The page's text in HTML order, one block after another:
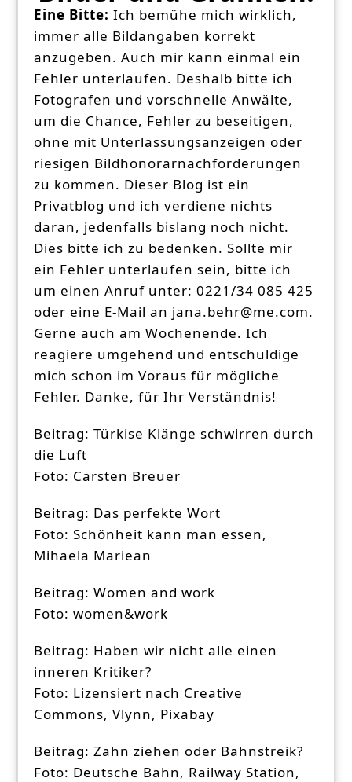
Eine Bitte: Ich bemühe mich wirklich,
immer alle Bildangaben korrekt
anzugeben. Auch mir kann einmal ein
Fehler unterlaufen. Deshalb bitte ich
Fotografen und vorschnelle Anwälte,
um die Chance, Fehler zu beseitigen,
ohne mit Unterlassungsanzeigen oder
riesigen Bildhonorarnachforderungen
zu kommen. Dieser Blog ist ein
Privatblog und ich verdiene nichts
daran, jedenfalls bislang noch nicht.
Dies bitte ich zu bedenken. Sollte mir
ein Fehler unterlaufen sein, bitte ich
um einen Anruf unter: 0221/34 085 425
oder eine E-Mail an jana.behr@me.com.
Gerne auch am Wochenende. Ich
reagiere umgehend und entschuldige
mich schon im Voraus für mögliche
Fehler. Danke, für Ihr Verständnis!
Beitrag: Türkise Klänge schwirren durch
die Luft
Foto: Carsten Breuer
Beitrag: Das perfekte Wort
Foto: Schönheit kann man essen,
Mihaela Mariean
Beitrag: Women and work
Foto: women&work
Beitrag: Haben wir nicht alle einen
inneren Kritiker?
Foto: Lizensiert nach Creative
Commons, Vlynn, Pixabay
Beitrag: Zahn ziehen oder Bahnstreik?
Foto: Deutsche Bahn, Railway Station,